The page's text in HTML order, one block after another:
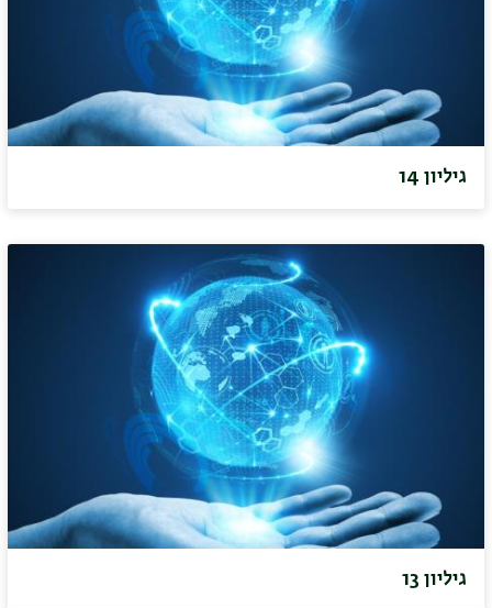
גיליון 14
גיליון 13